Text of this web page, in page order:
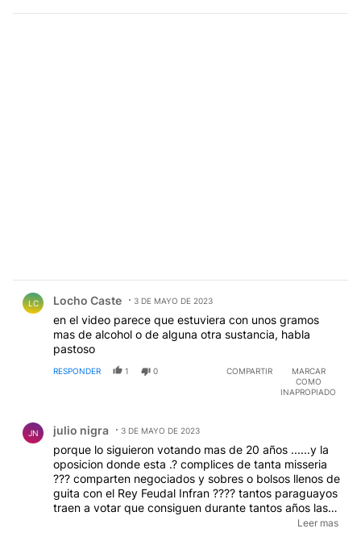
LC Locho Caste 3 DE MAYO DE 2023
en el video parece que estuviera con unos gramos
mas de alcohol o de alguna otra sustancia, habla
pastoso
RESPONDER 1 0 COMPARTIR
MARCAR
COMO
INAPROPIADO
JN julio nigra 3 DE MAYO DE 2023
porque lo siguieron votando mas de 20 años ......y la
oposicion donde esta .? complices de tanta misseria
??? comparten negociados y sobres o bolsos llenos de
guita con el Rey Feudal Infran ???? tantos paraguayos
traen a votar que consiguen durante tantos años las
elecciones ? tan masoquistas son los formoseños ???
Leer mas